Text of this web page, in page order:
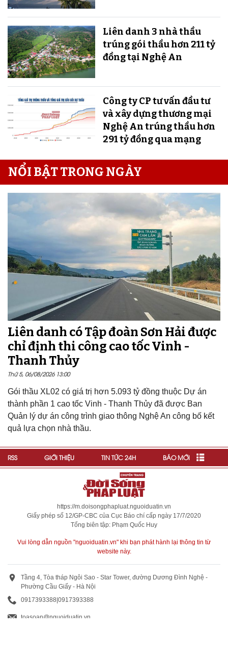
Liên danh 3 nhà thầu
trúng gói thầu hơn 211 tỷ
đồng tại Nghệ An
Công ty CP tư vấn đầu tư
và xây dựng thương mại
Nghệ An trúng thầu hơn
291 tỷ đồng qua mạng
NỔI BẬT TRONG NGÀY
Liên danh có Tập đoàn Sơn Hải được
chỉ định thi công cao tốc Vinh -
Thanh Thủy
Thứ 5, 06/08/2026 13:00
Gói thầu XL02 có giá trị hơn 5.093 tỷ đồng thuộc Dự án
thành phần 1 cao tốc Vinh - Thanh Thủy đã được Ban
Quản lý dự án công trình giao thông Nghệ An công bố kết
quả lựa chọn nhà thầu.
RSS GIỚI THIỆU TIN TỨC 24H BÁO MỚI
https://m.doisongphapluat.nguoiduatin.vn
Giấy phép số 12/GP-CBC của Cục Báo chí cấp ngày 17/7/2020
Tổng biên tập: Phạm Quốc Huy
Vui lòng dẫn nguồn "nguoiduatin.vn" khi bạn phát hành lại thông tin từ
website này.
Tầng 4, Tòa tháp Ngôi Sao - Star Tower, đường Dương Đình Nghệ -
Phường Cầu Giấy - Hà Nội
0917393388|0917393388
toasoan@nguoiduatin.vn